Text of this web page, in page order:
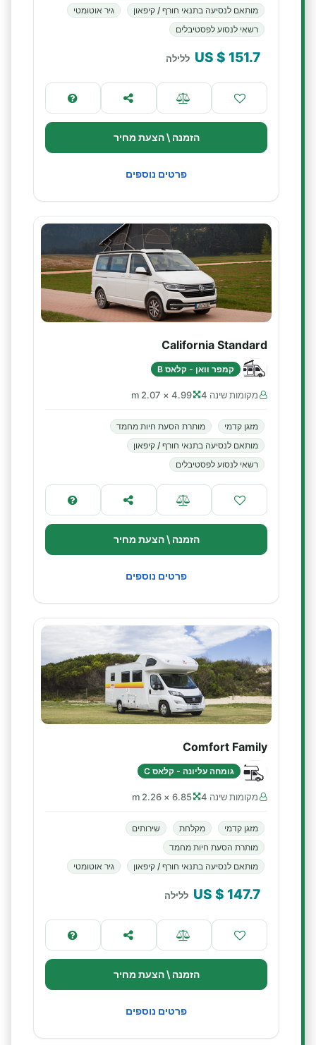
מותאם לנסיעה בתנאי חורף / קיפאון
גיר אוטומטי
רשאי לנסוע לפסטיבלים
151.7
$ US ללילה
הזמנה \ הצעת מחיר
פרטים נוספים
California Standard
קמפר וואן - קלאס B
מקומות שינה 4 4.99 × 2.07 m
מזגן קדמי
מותרת הסעת חיות מחמד
מותאם לנסיעה בתנאי חורף / קיפאון
רשאי לנסוע לפסטיבלים
הזמנה \ הצעת מחיר
פרטים נוספים
Comfort Family
גומחה עליונה - קלאס C
מקומות שינה 4 6.85 × 2.26 m
מזגן קדמי מקלחת
שירותים
מותרת הסעת חיות מחמד
מותאם לנסיעה בתנאי חורף / קיפאון
גיר אוטומטי
147.7
$ US ללילה
הזמנה \ הצעת מחיר
פרטים נוספים